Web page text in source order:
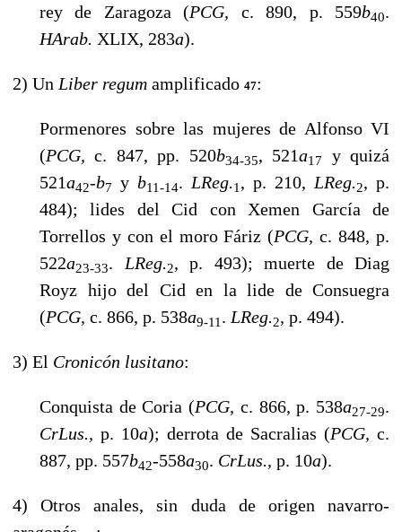
rey de Zaragoza (PCG, c. 890, p. 559b40.
HArab. XLIX, 283a).
2) Un Liber regum amplificado 47:
Pormenores sobre las mujeres de Alfonso VI
(PCG,c. 847, pp. 520b34-35, 521a17
y quizá
521a42-b7 y b11-14. LReg.1 , p. 210, LReg.2, p.
484); lides del Cid con
Xemen García de
Torrellos y con el moro Fáriz (PCG,c. 848, p.
522a23-33. LReg.2, p. 493); muerte de Diag
Royz hijo del Cid en la lide de Consuegra
(PCG, c. 866, p. 538a9-11 . LReg.2, p. 494).
3) El Cronicón lusitano:
Conquista de Coria (PCG, c. 866, p. 538a27-29.
CrLus., p. 10a); derrota de Sacralias (PCG, c.
887, pp. 557b42-558a30. CrLus., p. 10a).
4) Otros anales, sin duda de origen navarro-